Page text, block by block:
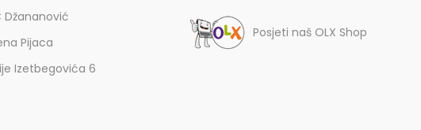
Džananović
Pijaca
Izetbegovića 6
Posjeti naš OLX Shop